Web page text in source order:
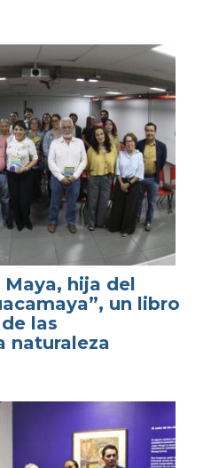
Maya, hija del
un libro
las
naturaleza